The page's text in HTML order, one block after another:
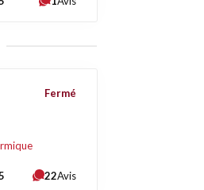
Fermé
22Avis